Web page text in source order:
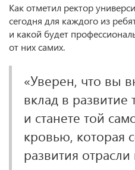
Как отметил ректор
сегодня для каждого из
и какой будет
от них самих.
«Уверен, что вы
вклад в развитие
и станете той
кровью, которая
развития